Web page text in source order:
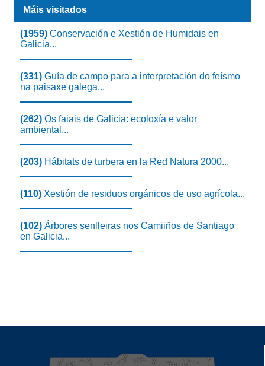
Máis visitados
(1959) Conservación e Xestión de Humidais en
Galicia...
(331) Guía de campo para a interpretación do feísmo
na paisaxe galega...
(262) Os faiais de Galicia: ecoloxía e valor
ambiental...
(203) Hábitats de turbera en la Red Natura 2000...
(110) Xestión de residuos orgánicos de uso agrícola...
(102) Árbores senlleiras nos Camiiños de Santiago
en Galicia...